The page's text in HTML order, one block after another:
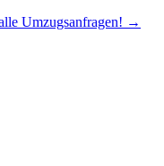
Umzugsanfragen! →